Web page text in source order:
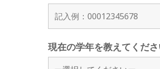
現在の学年を教えてくだ